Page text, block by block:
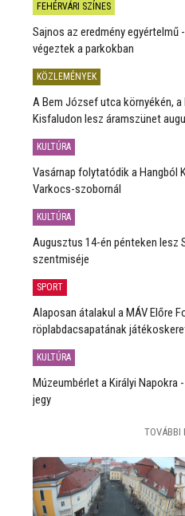
FEHÉRVÁRI SZÍNES
Sajnos az eredmény
végeztek a parkokban
KÖZLEMÉNYEK
A Bem József utca környékén, a
Kisfaludon lesz áramszünet
KULTÚRA
Vasárnap folytatódik a Hangból
Varkocs-szobornál
KULTÚRA
Augusztus 14-én pénteken lesz
szentmiséje
SPORT
Alaposan átalakul a MÁV Előre
röplabdacsapatának
KULTÚRA
Múzeumbérlet a Királyi
jegy
TOVÁBBI